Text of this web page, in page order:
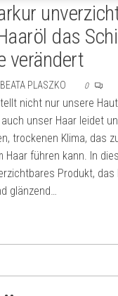
das
verändert
BEATA PLASZKO 0
nicht nur unsere
unser Haar leidet
trockenen Klima, das
Haar führen kann. In
Produkt, das
glänzend…